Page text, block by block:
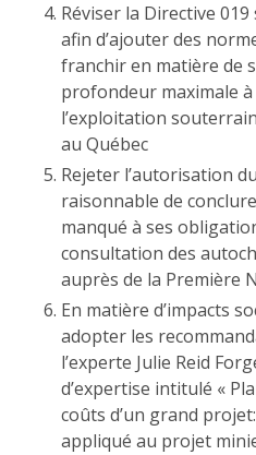
Réviser la Directive
afin d’ajouter des
franchir en matière de
profondeur maximale
l’exploitation
au Québec
Rejeter l’autorisation
raisonnable de
manqué à ses
consultation des
auprès de la Première
En matière d’impacts
adopter les
l’experte Julie Reid
d’expertise intitulé «
coûts d’un grand
appliqué au projet